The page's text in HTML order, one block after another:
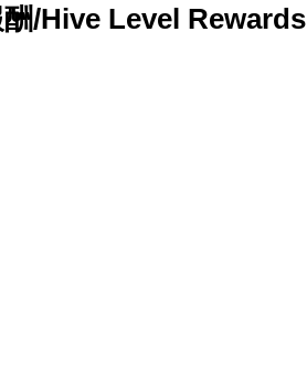
/Hive Level Rewards